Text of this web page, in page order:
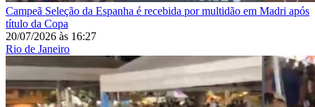
Campeã Seleção da Espanha é recebida por multidão em Madri após
título da Copa
20/07/2026 às 16:27
Rio de Janeiro